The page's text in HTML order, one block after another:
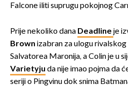
Falcone iliti suprugu pokojnog
Prije nekoliko dana Deadline je
Brown izabran za ulogu
Salvatorea Maronija, a Colin je u
Varietyju da nije imao pojma da
seriji o Pingvinu dok snima